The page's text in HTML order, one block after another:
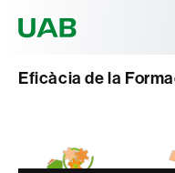
Eficàcia de la